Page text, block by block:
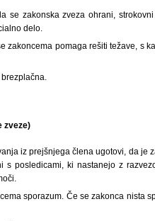
se zakonska zveza ohrani,
delo.
zakoncema pomaga rešiti težave, s
zveze)
iz prejšnjega člena ugotovi, da je
posledicami, ki nastanejo z
sporazum. Če se zakonca nista